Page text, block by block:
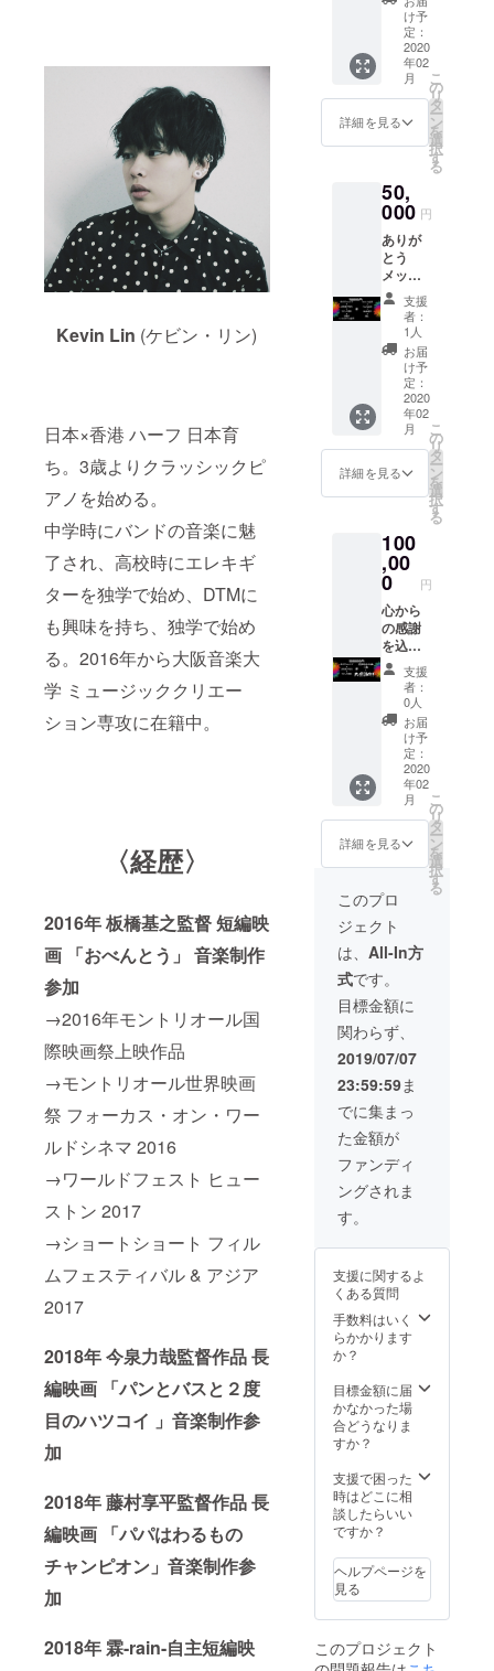
Kevin Lin (ケビン・リン)
日本×香港 ハーフ 日本育
ち。3歳よりクラッシックピ
アノを始める。
中学時にバンドの音楽に魅
了され、高校時にエレキギ
ターを独学で始め、DTMに
も興味を持ち、独学で始め
る。2016年から大阪音楽大
学 ミュージッククリエー
ション専攻に在籍中。
〈経歴〉
2016年 板橋基之監督 短編映
画 「おべんとう」 音楽制作
参加
→2016年モントリオール国
際映画祭上映作品
→モントリオール世界映画
祭 フォーカス・オン・ワー
ルドシネマ 2016
→ワールドフェスト ヒュー
ストン 2017
→ショートショート フィル
ムフェスティバル & アジア
2017
2018年 今泉力哉監督作品 長
編映画 「パンとバスと２度
目のハツコイ 」音楽制作参
加
2018年 藤村享平監督作品 長
編映画 「パパはわるもの
チャンピオン」音楽制作参
加
2018年 霖-rain-自主短編映
は、申
し訳あ
りませ
んが自
己負担
となり
ます
希望の
お名前
をご記
入くだ
さい。
記入の
ない場
CAMPF
ユー
ザー名
を掲載
いたし
ます。
ご了承
くださ
い。 ※
上映会
への交
通費、
滞在費
につき
まして
は、申
し訳あ
りませ
ます
レジッ
ト掲載
+ 過去
のシー
クレッ
トト
ラック
提供
(データ
サント
ラ提供
+ DVD
提供
(データ
も可) +
PPL(上
映前に
企業や
個人の
活動CM
など) ※
支援
時、必
ず備考
欄にご
希望の
さい。
記入の
ない場
合は
CAMPF
IREの
ユー
ザー名
を掲載
いたし
ます。
ご了承
くださ
い。 ※
上映会
への交
通費、
滞在費
は、申
し訳あ
りませ
んが自
己負担
となり
ます
け予
定：
2020
年02
月
詳細を見る
こ
の
リ
タ
ー
ン
を
選
択
す
る
50,
000 円
ありが
とう
メッ
セージ
+ 上映
会ご招
待 + ク
レジッ
ト掲載
+ 過去
のシー
クレッ
トト
ラック
提供
(データ
映画
Plastic
Toyの
フォト
ブック
提供+サ
ントラ
提供 +
DVD提
供(デー
タも可)
PPL(上
映前に
企業や
個人の
活動CM
など ※
支援
時、必
ず備考
欄にご
希望の
お名前
をご記
入くだ
さい。
記入の
ない場
合は
CAMPF
IREの
ユー
ザー名
を掲載
いたし
ます。
ご了承
上映会
通費、
滞在費
につき
まして
は、申
りませ
んが自
己負担
となり
支援
者：
1人
お届
け予
定：
2020
年02
月
詳細を見る
こ
の
リ
タ
ー
ン
を
選
択
す
る
100
,00
0 円
心から
の感謝
を込め
た一曲
＋ あり
がとう
メッ
セージ
+ 上映
会ご招
待 + ク
レジッ
ト掲載
※支援
時、必
ず備考
欄にご
希望の
お名前
をご記
入くだ
さい。
記入の
ない場
合は
CAMPF
IREの
ユー
ザー名
を掲載
いたし
ます。
ご了承
くださ
への交
滞在費
につき
まして
は、申
し訳あ
んが自
己負担
となり
ます
支援
者：
0人
お届
け予
定：
2020
年02
月
詳細を見る
こ
の
リ
タ
ー
ン
を
選
択
す
る
このプロ
ジェクト
は、 All-In方
式です。
目標金額に
関わらず、
2019/07/07
23:59:59ま
でに集まっ
た金額が
ファンディ
ングされま
す。
支援に関するよ
くある質問
手数料はいく
らかかります
か？
目標金額に届
かなかった場
合どうなりま
すか？
支援で困った
時はどこに相
談したらいい
ですか？
ヘルプページを
見る
このプロジェクト